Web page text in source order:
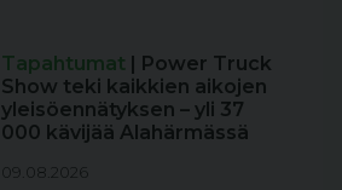
Tapahtumat | Power Truck
Show teki kaikkien aikojen
yleisöennätyksen – yli 37
000 kävijää Alahärmässä
09.08.2026